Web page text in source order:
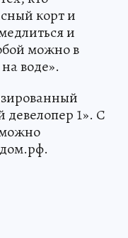
корт и
и
можно в
воде».
девелопер 1». С